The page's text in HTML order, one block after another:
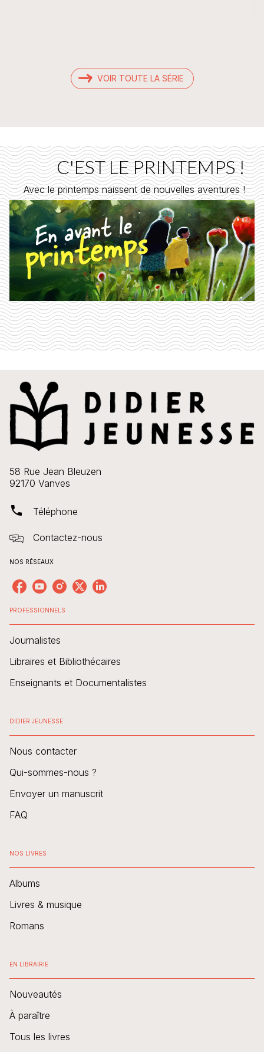
VOIR TOUTE LA SÉRIE
C'EST LE PRINTEMPS !
Avec le printemps naissent de nouvelles aventures !
58 Rue Jean Bleuzen
92170 Vanves
phone Téléphone
Contactez-nous
NOS RÉSEAUX
PROFESSIONNELS
Journalistes
Libraires et Bibliothécaires
Enseignants et Documentalistes
DIDIER JEUNESSE
Nous contacter
Qui-sommes-nous ?
Envoyer un manuscrit
FAQ
NOS LIVRES
Albums
Livres & musique
Romans
EN LIBRAIRIE
Nouveautés
À paraître
Tous les livres